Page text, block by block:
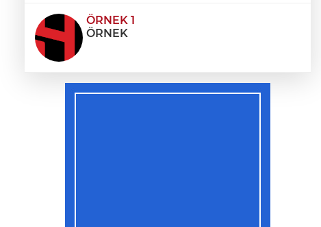
ÖRNEK 1
ÖRNEK